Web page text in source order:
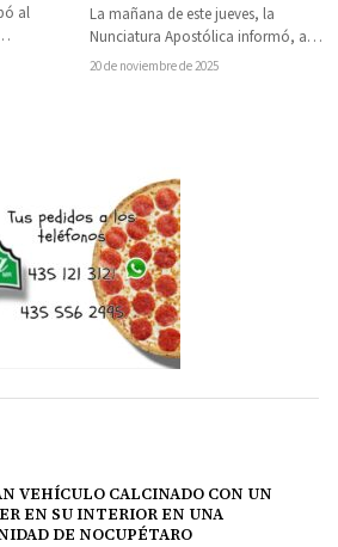
días
al
asumir la Diócesis de
Zamora
La mañana de este jueves, la
Nunciatura Apostólica informó, a
través de la Secretaría General de la
20 de noviembre de 2025
VEHÍCULO CALCINADO CON UN
EN SU INTERIOR EN UNA
DE NOCUPÉTARO